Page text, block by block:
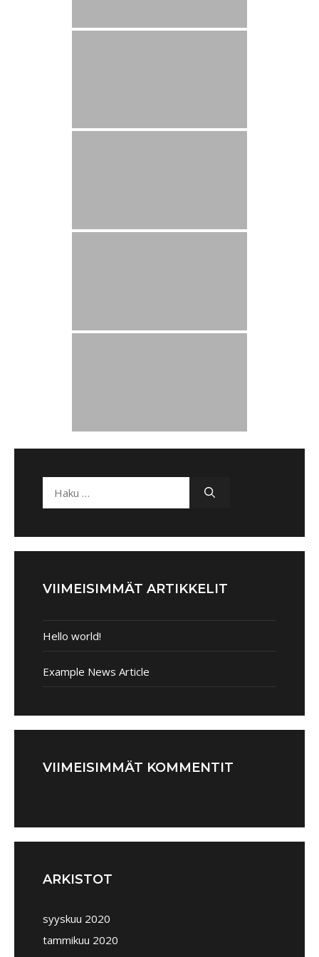
VIIMEISIMMÄT ARTIKKELIT
Hello world!
Example News Article
VIIMEISIMMÄT KOMMENTIT
ARKISTOT
syyskuu 2020
tammikuu 2020